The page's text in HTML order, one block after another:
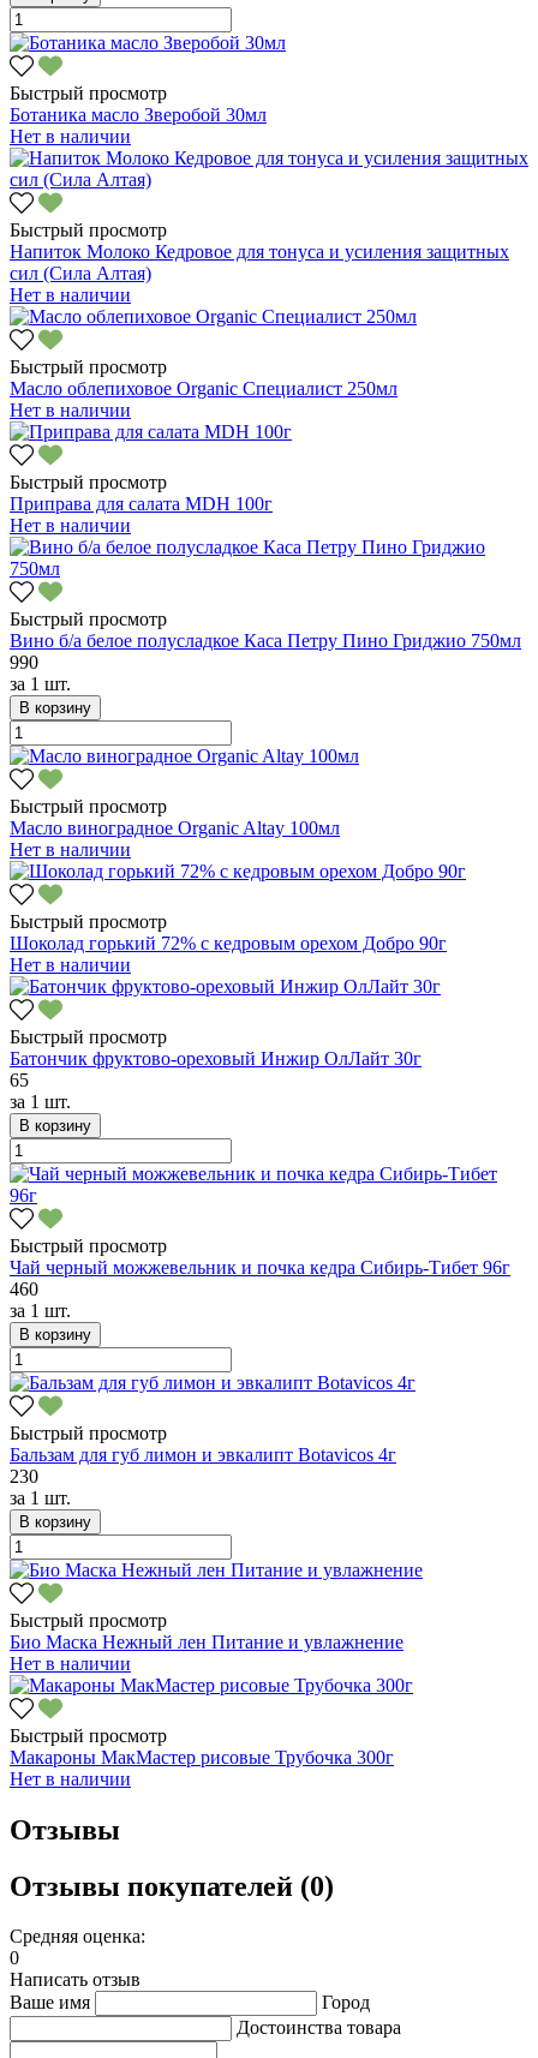
Быстрый просмотр
Ботаника масло Зверобой 30мл
Нет в наличии
Быстрый просмотр
Напиток Молоко Кедровое для тонуса и усиления защитных
сил (Сила Алтая)
Нет в наличии
Быстрый просмотр
Масло облепиховое Organic Специалист 250мл
Нет в наличии
Быстрый просмотр
Приправа для салата MDH 100г
Нет в наличии
Быстрый просмотр
Вино б/а белое полусладкое Каса Петру Пино Гриджио 750мл
990
за 1 шт.
В корзину
Быстрый просмотр
Масло виноградное Organic Altay 100мл
Нет в наличии
Быстрый просмотр
Шоколад горький 72% с кедровым орехом Добро 90г
Нет в наличии
Быстрый просмотр
Батончик фруктово-ореховый Инжир ОлЛайт 30г
65
за 1 шт.
В корзину
Быстрый просмотр
Чай черный можжевельник и почка кедра Сибирь-Тибет 96г
460
за 1 шт.
В корзину
Быстрый просмотр
Бальзам для губ лимон и эвкалипт Botavicos 4г
230
за 1 шт.
В корзину
Быстрый просмотр
Био Маска Нежный лен Питание и увлажнение
Нет в наличии
Быстрый просмотр
Макароны МакМастер рисовые Трубочка 300г
Нет в наличии
Отзывы
Отзывы покупателей (0)
Средняя оценка:
0
Написать отзыв
Ваше имя
Город
Достоинства товара